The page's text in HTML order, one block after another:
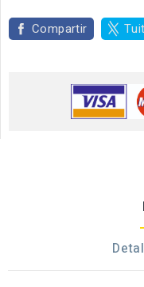
Compartir